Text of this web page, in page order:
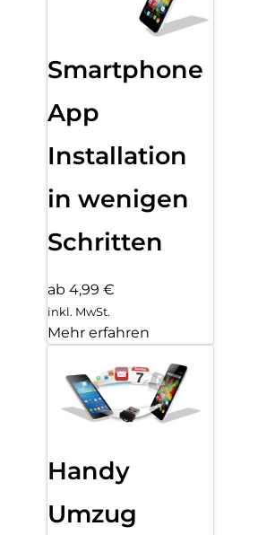
Smartphone
App
Installation
in wenigen
Schritten
ab 4,99 €
inkl. MwSt.
Mehr erfahren
Handy
Umzug